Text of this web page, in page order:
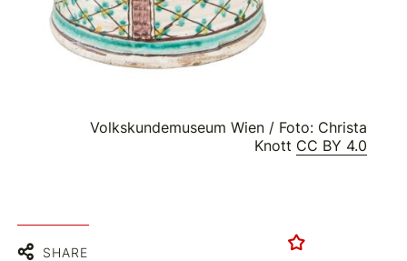
Volkskundemuseum Wien / Foto: Christa
Knott CC BY 4.0
SHARE